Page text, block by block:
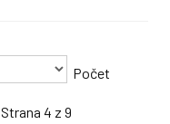
Počet
Strana 4 z 9